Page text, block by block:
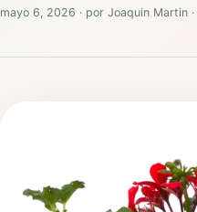
mayo 6, 2026 · por Joaquin Martin ·